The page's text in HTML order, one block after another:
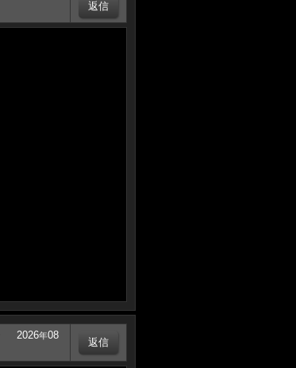
2026年08